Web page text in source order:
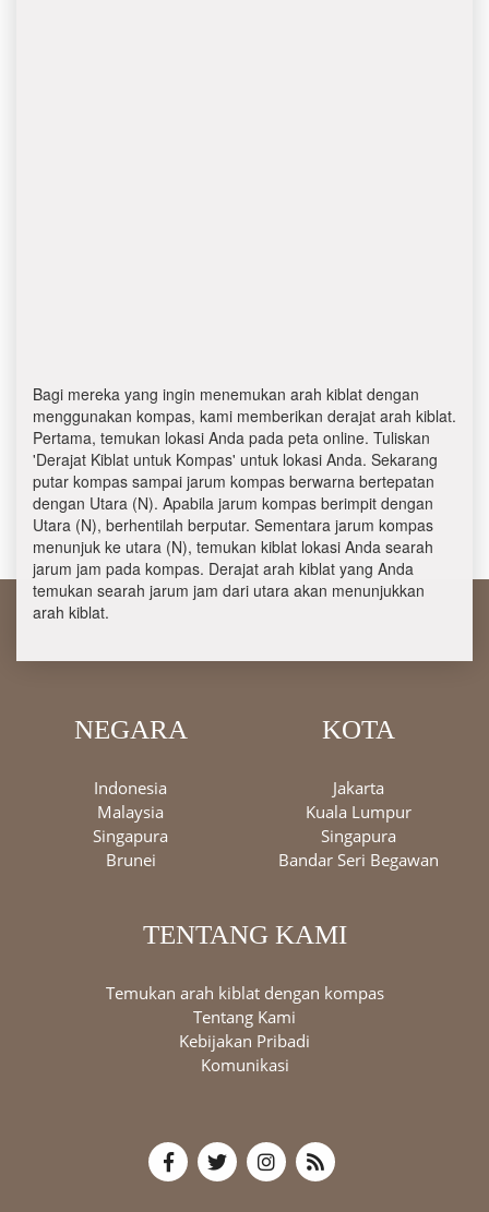
Bagi mereka yang ingin menemukan arah kiblat dengan
menggunakan kompas, kami memberikan derajat arah kiblat.
Pertama, temukan lokasi Anda pada peta online. Tuliskan
'Derajat Kiblat untuk Kompas' untuk lokasi Anda. Sekarang
putar kompas sampai jarum kompas berwarna bertepatan
dengan Utara (N). Apabila jarum kompas berimpit dengan
Utara (N), berhentilah berputar. Sementara jarum kompas
menunjuk ke utara (N), temukan kiblat lokasi Anda searah
jarum jam pada kompas. Derajat arah kiblat yang Anda
temukan searah jarum jam dari utara akan menunjukkan
arah kiblat.
NEGARA
Indonesia
Malaysia
Singapura
Brunei
KOTA
Jakarta
Kuala Lumpur
Singapura
Bandar Seri Begawan
TENTANG KAMI
Temukan arah kiblat dengan kompas
Tentang Kami
Kebijakan Pribadi
Komunikasi